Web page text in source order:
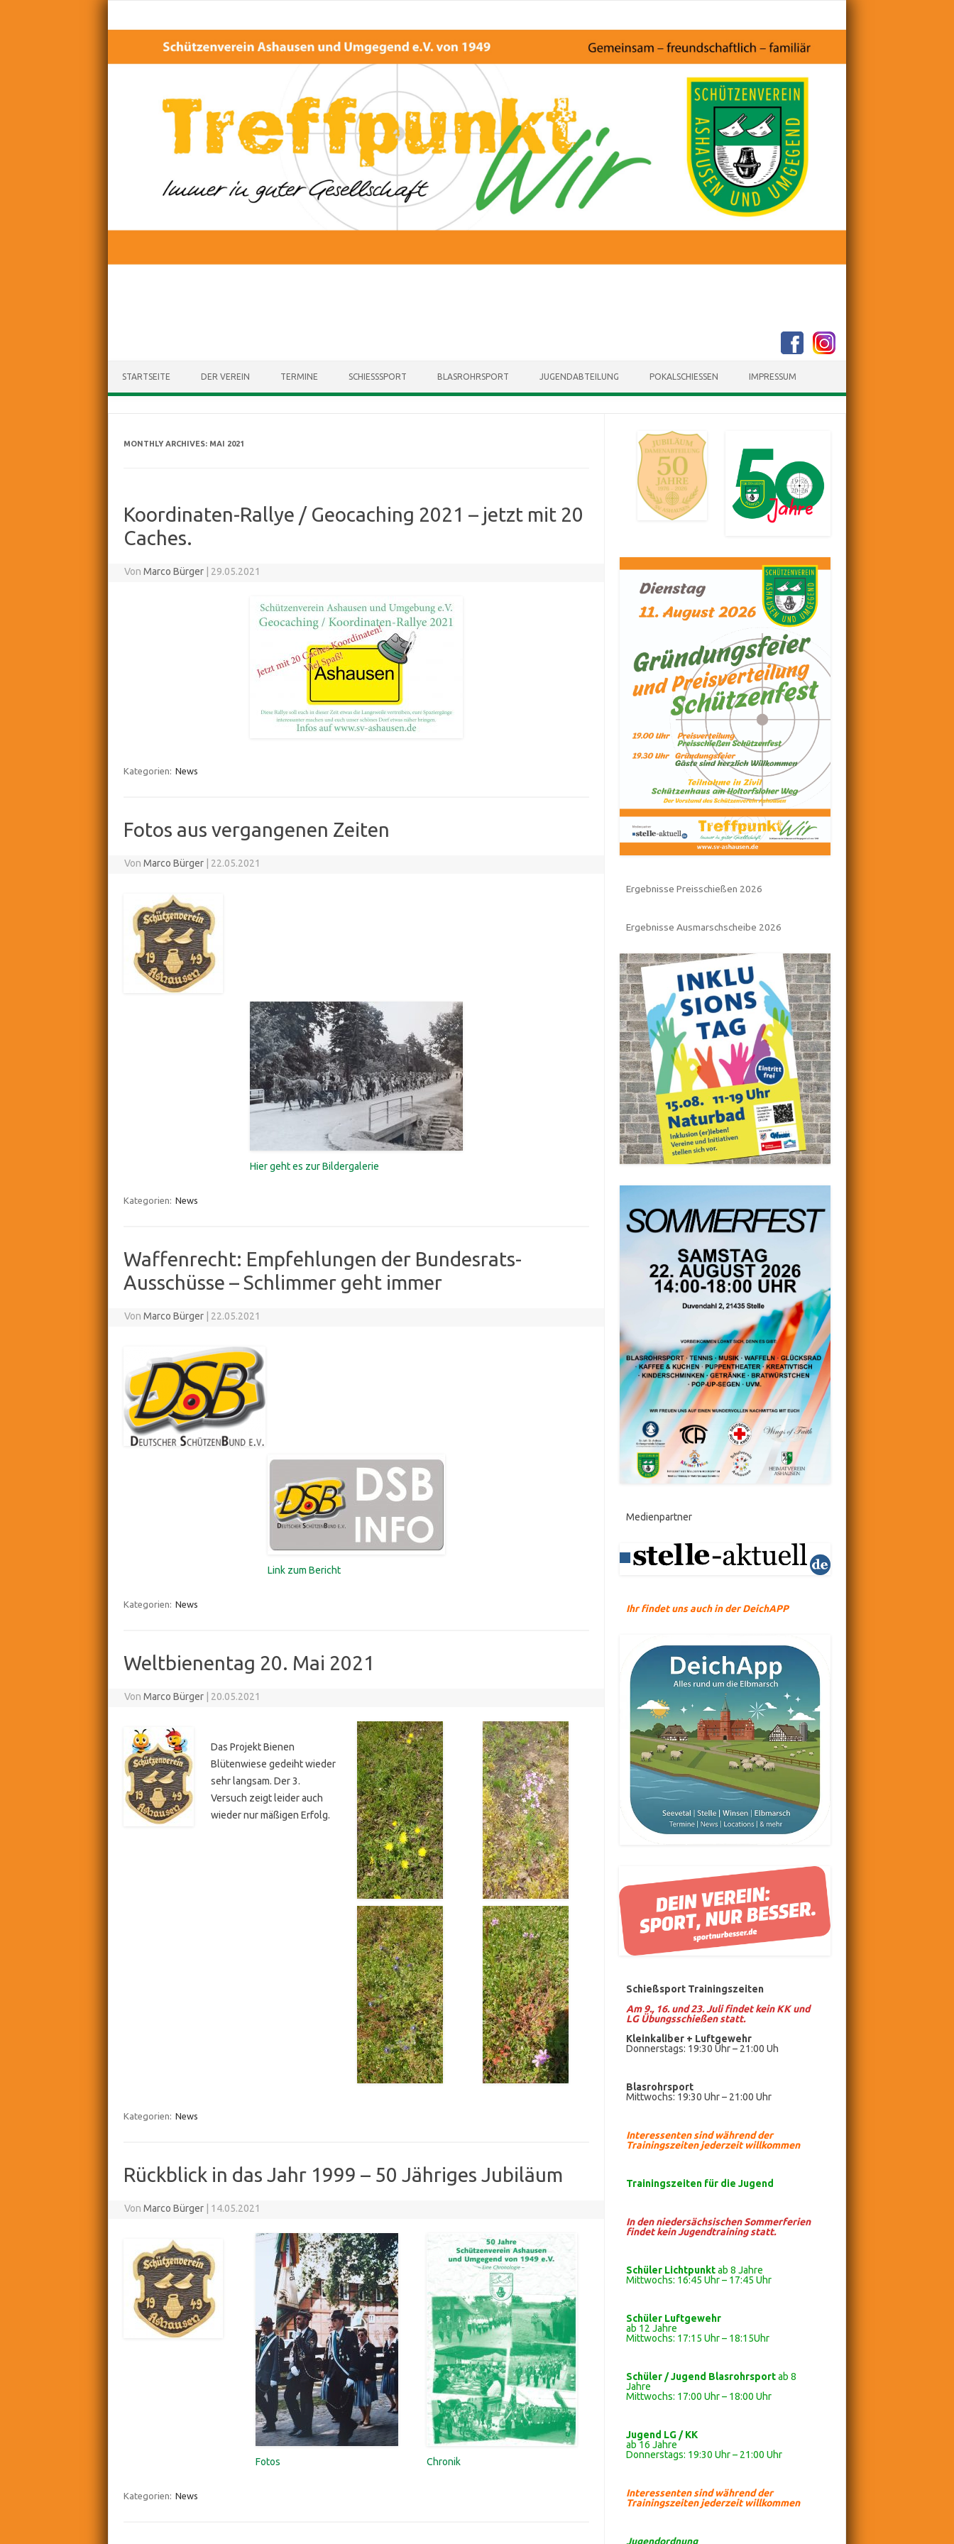
STARTSEITE DER VEREIN TERMINE SCHIESSSPORT BLASROHRSPORT JUGENDABTEILUNG POKALSCHIESSEN IMPRESSUM
MONTHLY ARCHIVES: MAI 2021
Koordinaten-Rallye / Geocaching 2021 – jetzt mit 20
Caches.
VonMarco Bürger 29.05.2021
Kategorien: News
Fotos aus vergangenen Zeiten
VonMarco Bürger 22.05.2021
Hier geht es zur Bildergalerie
Kategorien: News
Waffenrecht: Empfehlungen der Bundesrats-
Ausschüsse – Schlimmer geht immer
VonMarco Bürger 22.05.2021
Link zum Bericht
Kategorien: News
Weltbienentag 20. Mai 2021
VonMarco Bürger 20.05.2021
Das Projekt Bienen
Blütenwiese gedeiht wieder
sehr langsam. Der 3.
Versuch zeigt leider auch
wieder nur mäßigen Erfolg.
Kategorien: News
Rückblick in das Jahr 1999 – 50 Jähriges Jubiläum
VonMarco Bürger 14.05.2021
Fotos Chronik
Kategorien: News
Ergebnisse Preisschießen 2026
Ergebnisse Ausmarschscheibe 2026
Medienpartner
Ihr findet uns auch in der DeichAPP
Schießsport Trainingszeiten
Am 9., 16. und 23. Juli findet kein KK und
LG Übungsschießen statt.
Kleinkaliber + Luftgewehr
Donnerstags: 19:30 Uhr – 21:00 Uh
Blasrohrsport
Mittwochs: 19:30 Uhr – 21:00 Uhr
Interessenten sind während der
Trainingszeiten jederzeit willkommen
Trainingszeiten für die Jugend
In den niedersächsischen Sommerferien
findet kein Jugendtraining statt.
Schüler Lichtpunktab 8 Jahre
Mittwochs: 16:45 Uhr – 17:45 Uhr
Schüler Luftgewehr
ab 12 Jahre
Mittwochs: 17:15 Uhr – 18:15Uhr
Schüler / Jugend Blasrohrsportab 8
Jahre
Mittwochs: 17:00 Uhr – 18:00 Uhr
Jugend LG / KK
ab 16 Jahre
Donnerstags: 19:30 Uhr – 21:00 Uhr
Interessenten sind während der
Trainingszeiten jederzeit willkommen
Jugendordnung